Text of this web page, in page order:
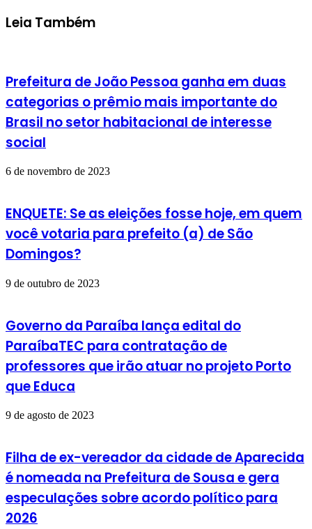
Leia Também
Prefeitura de João Pessoa ganha em duas
categorias o prêmio mais importante do
Brasil no setor habitacional de interesse
social
6 de novembro de 2023
ENQUETE: Se as eleições fosse hoje, em quem
você votaria para prefeito (a) de São
Domingos?
9 de outubro de 2023
Governo da Paraíba lança edital do
ParaíbaTEC para contratação de
professores que irão atuar no projeto Porto
que Educa
9 de agosto de 2023
Filha de ex-vereador da cidade de Aparecida
é nomeada na Prefeitura de Sousa e gera
especulações sobre acordo político para
2026